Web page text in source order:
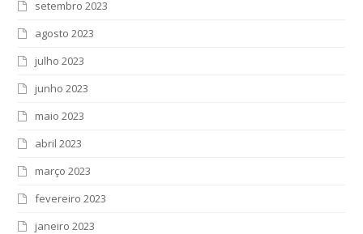
setembro 2023
agosto 2023
julho 2023
junho 2023
maio 2023
abril 2023
março 2023
fevereiro 2023
janeiro 2023